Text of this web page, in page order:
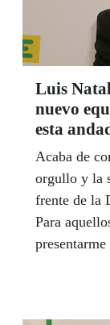
Luis
nuevo
esta
Acaba de
orgullo y la
frente de la
Para